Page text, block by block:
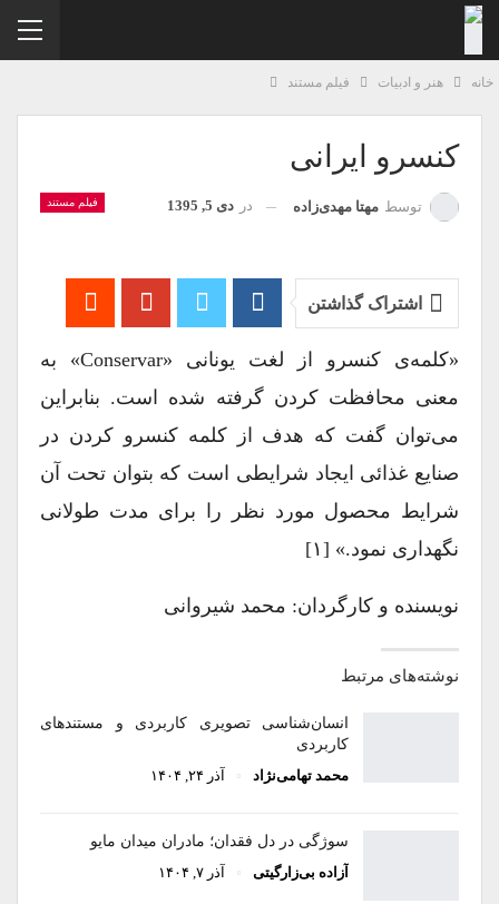
هنر و ادبیات فیلم مستند
کنسرو ایرانی
فیلم مستند توسطمهتا مهدی‌زاده دردی 5, 1395
اشتراک گذاشتن
«کلمه‌ی کنسرو از لغت یونانی «conservar» به
معنی محافظت کردن گرفته شده است. بنابراین
می‌توان گفت که هدف از کلمه کنسرو کردن در
صنایع غذائی ایجاد شرایطی است که بتوان تحت آن
شرایط محصول مورد نظر را برای مدت طولانی
نگهداری نمود.» [۱]
نویسنده و کارگردان: محمد شیروانی
نوشته‌های مرتبط
انسا‌ن‌شناسی تصویری کاربردی و مستندهای
کاربردی
محمد تهامی‌نژاد
آذر ۲۴, ۱۴۰۴
سوژگی در دل فقدان؛ مادران میدان مایو
آزاده بی‌زارگیتی
آذر ۷, ۱۴۰۴